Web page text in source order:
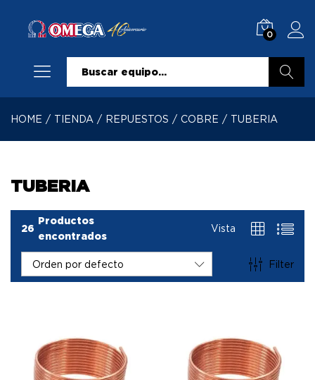
0
HOME / TIENDA / REPUESTOS / COBRE / TUBERIA
TUBERIA
26
Productos
encontrados
Vista
Filter
Orden por defecto